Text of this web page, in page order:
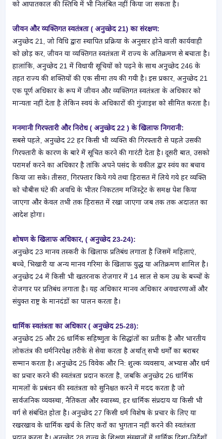
को आपातकाल की स्तिथि में भी निलंबित नहीं किया जा सकता है।
जीवन और व्यक्तिगत स्वतंत्रता ( अनुच्छेद 21) का संरक्षण:
अनुच्छेद 21, जो विधि द्वारा स्थापित प्रक्रिया के अनुसार होने वाली कार्यवाही
को छोड़ कर, जीवन या व्यक्तिगत स्वतंत्रता में राज्य के अतिक्रमण से बचाता है।
हालांकि, अनुच्छेद 21 में विधायी सूचियों को पढ़ने के साथ अनुच्छेद 246 के
तहत राज्य की शक्तियों की एक सीमा तय की गयी है। इस प्रकार, अनुच्छेद 21
एक पूर्ण अधिकार के रूप में जीवन और व्यक्तिगत स्वतंत्रता के अधिकार को
मान्यता नहीं देता है लेकिन स्वयं के अधिकारों की गुंजाइश को सीमित करता है।
मनमानी गिरफ्तारी और निरोध ( अनुच्छेद 22 ) के खिलाफ निगरानी:
सबसे पहले, अनुच्छेद 22 हर किसी भी व्यक्ति की गिरफ्तारी से पहले उसकी
गिरफ्तारी के कारण के बारे में सूचित करने की गारंटी देता है। दूसरी बात, उसको
परामर्श करने का अधिकार है तांकि अपने पसंद के वकील द्वार स्वंय का बचाव
किया जा सके। तीसरा, गिरफ्तार किये गये तथा हिरासत में लिये गये हर व्यक्ति
को चौबीस घंटे की अवधि के भीतर निकटतम मजिस्ट्रेट के समक्ष पेश किया
जाएगा और केवल तभी तक हिरासत में रखा जाएगा जब तक तक अदालत का
आदेश होगा।
शोषण के खिलाफ अधिकार, ( अनुच्छेद 23-24):
अनुच्छेद 23 मानव तस्करी के खिलाफ प्रतिबंध लगाता है जिसमें महिलाएं,
बच्चे, भिखारी या अन्य मानव गरिमा के खिलाफ युद्ध या अतिक्रमण शामिल है।
अनुच्छेद 24 में किसी भी खतरनाक रोजगार में 14 साल से कम उम्र के बच्चों के
रोजगार पर प्रतिबंध लगाता है। यह अधिकार मानव अधिकार अवधारणाओं और
संयुक्त राष्ट्र के मानदंडों का पालन करता है।
धार्मिक स्वतंत्रता का अधिकार ( अनुच्छेद 25-28):
अनुच्छेद 25 और 26 धार्मिक सहिष्णुता के सिद्धांतों का प्रतीक है और भारतीय
लोकतंत्र की धर्मनिरपेक्ष तरीके से सेवा करता है अर्थात् सभी धर्मों का बराबर
सम्मान करता है। अनुच्छेद 25 विवेक और नि: शुल्क व्यवसाय, अभ्यास और धर्म
का प्रचार करने की स्वतंत्रता प्रदान करता है, जबकि अनुच्छेद 26 धार्मिक
मामलों के प्रबंधन की स्वतंत्रता को सुनिश्चत करने में मदद करता है जो
सार्वजनिक व्यवस्था, नैतिकता और स्वास्थ्य, हर धार्मिक संप्रदाय या किसी भी
वर्ग से संबंधित होता है। अनुच्छेद 27 किसी धर्म विशेष के प्रचार के लिए या
रखरखाव के धार्मिक खर्च के लिए करों का भुगतान नहीं करने की स्वतंत्रता
प्रदान करता है। अनुच्छेद 28 राज्य के शिक्षण संस्थानों में धार्मिक दिशा-निर्देशों